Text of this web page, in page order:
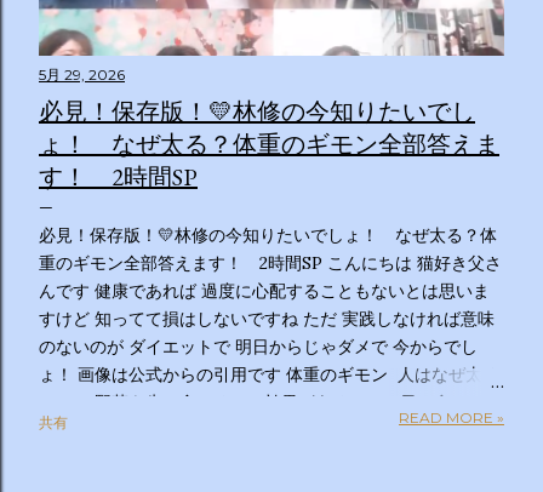
5月 29, 2026
必見！保存版！💛林修の今知りたいでし
ょ！ なぜ太る？体重のギモン全部答えま
す！ 2時間SP
必見！保存版！💛林修の今知りたいでしょ！ なぜ太る？体
重のギモン全部答えます！ 2時間SP こんにちは 猫好き父さ
んです 健康であれば 過度に心配することもないとは思いま
すけど 知ってて損はしないですね ただ 実践しなければ意味
のないのが ダイエットで 明日からじゃダメで 今からでし
ょ！ 画像は公式からの引用です 体重のギモン 人はなぜ太る
のか？ 野菜を先に食べるのは効果があるの？１日２食と３
食、どっちが太らない？「太りやすい人」と「太りにくい
共有 READ MORE »